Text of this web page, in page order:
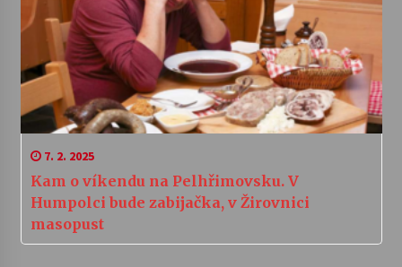
7. 2. 2025
Kam o víkendu na Pelhřimovsku. V
Humpolci bude zabijačka, v Žirovnici
masopust